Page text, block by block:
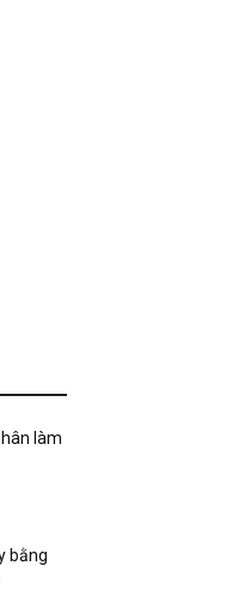
làm
bằng